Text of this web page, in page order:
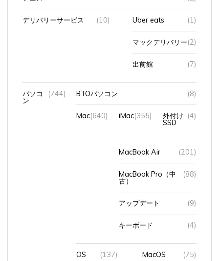
デリバリーサービス (10) Uber eats (1)
マックデリバリー(2)
出前館 (7)
パソコ
ン
(744) BTOパソコン (8)
Mac(640) iMac(355) 外付け
SSD
(4)
MacBook Air (201)
MacBook Pro（中
古）
(88)
アップデート (9)
キーボード (4)
OS (137) MacOS (75)